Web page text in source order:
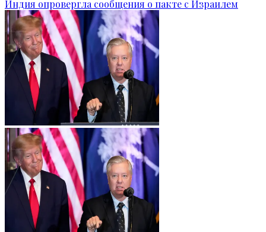
Индия опровергла сообщения о пакте с Израилем